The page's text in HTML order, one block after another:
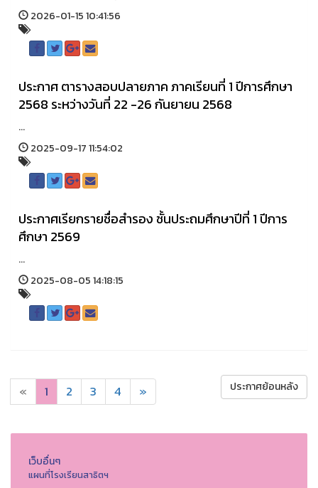
2026-01-15 10:41:56
ประกาศ ตารางสอบปลายภาค ภาคเรียนที่ 1 ปีการศึกษา
2568 ระหว่างวันที่ 22 -26 กันยายน 2568
...
2025-09-17 11:54:02
ประกาศเรียกรายชื่อสำรอง ชั้นประถมศึกษาปีที่ 1 ปีการ
ศึกษา 2569
...
2025-08-05 14:18:15
« 1 2 3 4 » ประกาศย้อนหลัง
เว็บอื่นๆ
แผนที่โรงเรียนสาธิตฯ